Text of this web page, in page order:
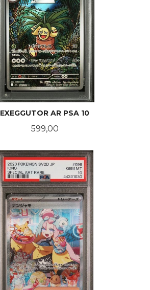
EXEGGUTOR AR PSA 10
Pris
599,00
KJØP